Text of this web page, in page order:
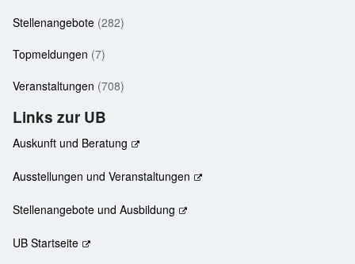
Stellenangebote (282)
Topmeldungen (7)
Veranstaltungen (708)
Links zur UB
Auskunft und Beratung
Ausstellungen und Veranstaltungen
Stellenangebote und Ausbildung
UB Startseite